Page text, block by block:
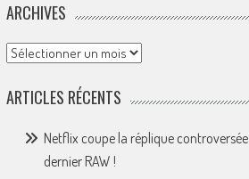
ARCHIVES
Archives
ARTICLES RÉCENTS
Netflix coupe la réplique
dernier RAW !